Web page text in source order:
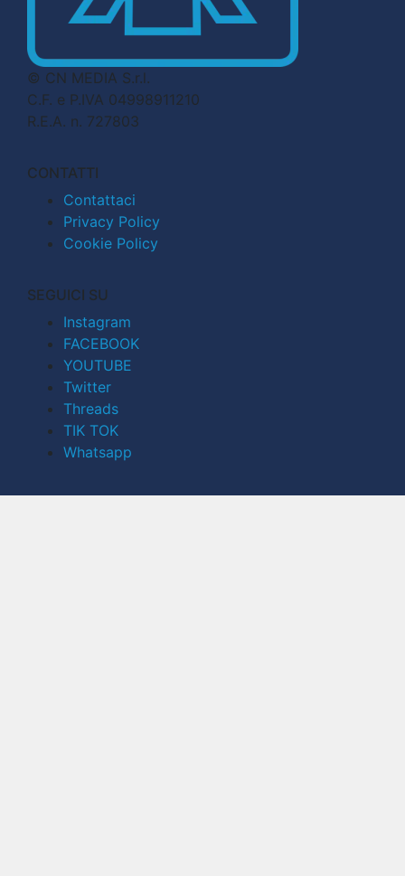
© CN MEDIA S.r.l.
C.F. e P.IVA 04998911210
R.E.A. n. 727803
CONTATTI
Contattaci
Privacy Policy
Cookie Policy
SEGUICI SU
Instagram
FACEBOOK
YOUTUBE
Twitter
Threads
TIK TOK
Whatsapp